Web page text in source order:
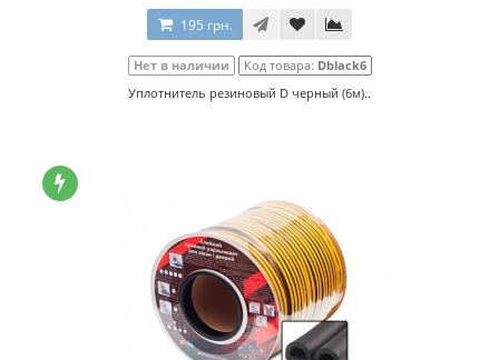
195 грн.
Нет в наличии Код товара: Dblack6
Уплотнитель резиновый D черный (6м)..